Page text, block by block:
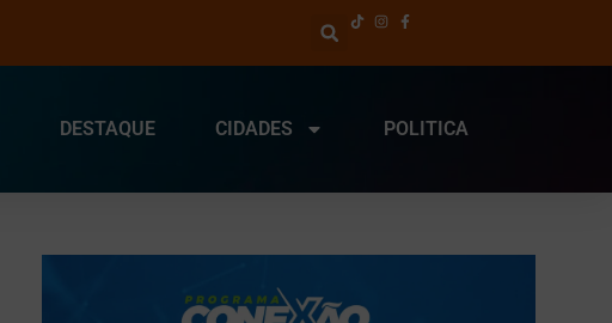
DESTAQUE CIDADES POLITICA